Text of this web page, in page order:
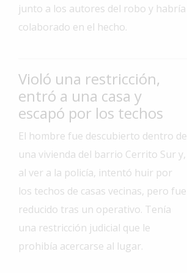
Interés
General
Deportes
Arte
Espectáculos
Policiales
Cartelera
Fotos
Familia
junto a los autores del robo y habría
colaborado en el hecho.
Violó una restricción,
entró a una casa y
escapó por los techos
El hombre fue descubierto dentro de
una vivienda del barrio Cerrito Sur y,
al ver a la policía, intentó huir por
los techos de casas vecinas, pero fue
reducido tras un operativo. Tenía
una restricción judicial que le
prohibía acercarse al lugar.